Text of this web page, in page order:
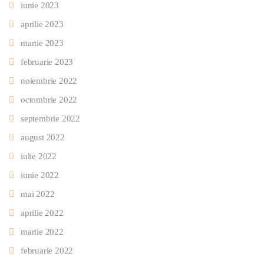
iunie 2023
aprilie 2023
martie 2023
februarie 2023
noiembrie 2022
octombrie 2022
septembrie 2022
august 2022
iulie 2022
iunie 2022
mai 2022
aprilie 2022
martie 2022
februarie 2022